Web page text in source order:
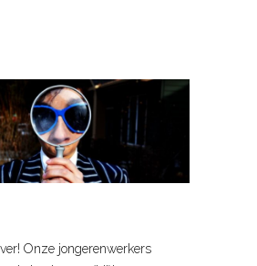
Onze jongerenwerkers